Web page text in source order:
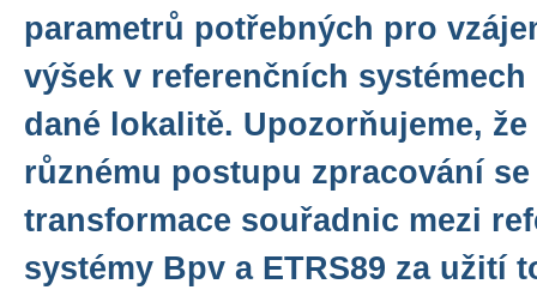
parametrů potřebných pro
výšek v referenčních systémech
dané lokalitě. Upozorňujeme,
různému postupu zpracování
transformace souřadnic mezi
systémy Bpv a ETRS89 za užití